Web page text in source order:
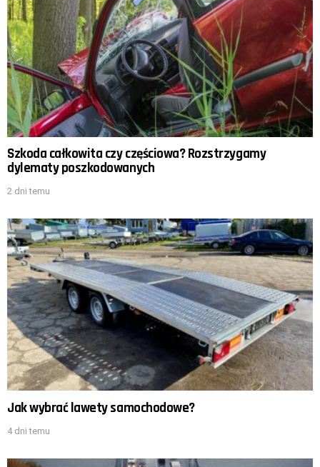
Szkoda całkowita czy częściowa? Rozstrzygamy
dylematy poszkodowanych
2 dni temu
Jak wybrać lawety samochodowe?
4 dni temu